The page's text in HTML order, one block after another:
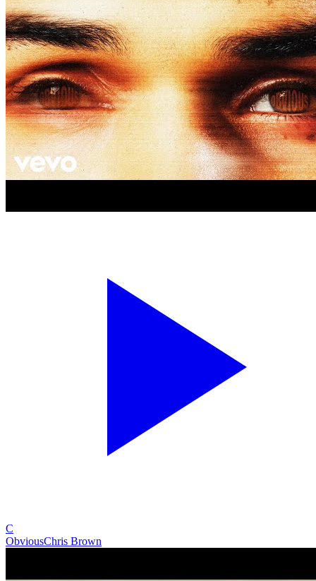
C
ObviousChris Brown